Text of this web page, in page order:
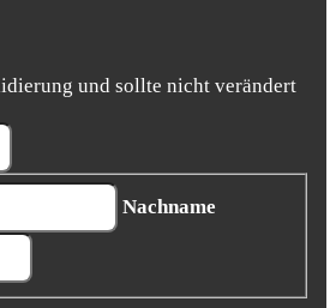
und sollte nicht verändert
Nachname